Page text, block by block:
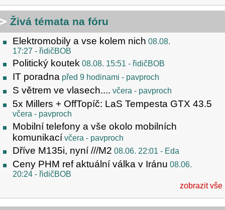
Živá témata na fóru
Elektromobily a vse kolem nich 08.08.
17:27 - řidičBOB
Politický koutek 08.08. 15:51 - řidičBOB
IT poradna před 9 hodinami - pavproch
S větrem ve vlasech.... včera - pavproch
5x Millers + OffTopíč: LaS Tempesta GTX 43.5
včera - pavproch
Mobilní telefony a vše okolo mobilních
komunikací včera - pavproch
Dříve M135i, nyní ///M2 08.06. 22:01 - Eda
Ceny PHM ref aktuální válka v Iránu 08.06.
20:24 - řidičBOB
zobrazit vše